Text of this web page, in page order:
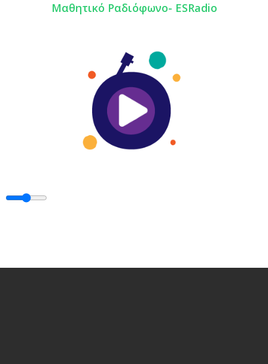
Mαθητικό Ραδιόφωνο- ESRadio